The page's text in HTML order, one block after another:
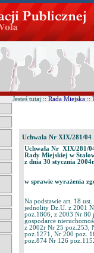
Jesteś tutaj :: Rada Miejska ::
Uchwała Nr XIX/281/04
Uchwała Nr XIX/281/
Rady Miejskiej w
z dnia 30 stycznia
w sprawie wyrażenia
Na podstawie art. 18
jednolity Dz.U. z 2001
poz.1806, z 2003 Nr 80
gospodarce
z 2002r Nr 25 poz.253,
poz.1271, Nr 200 poz.
poz.874 Nr 126